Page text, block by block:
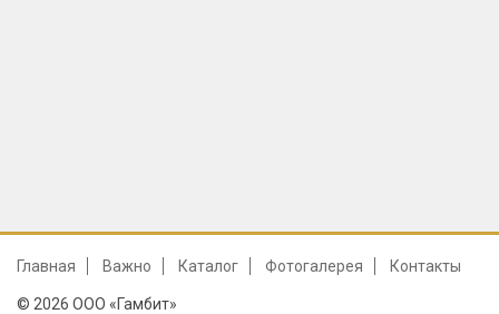
Главная Важно Каталог Фотогалерея Контакты
© 2026 ООО «Гамбит»